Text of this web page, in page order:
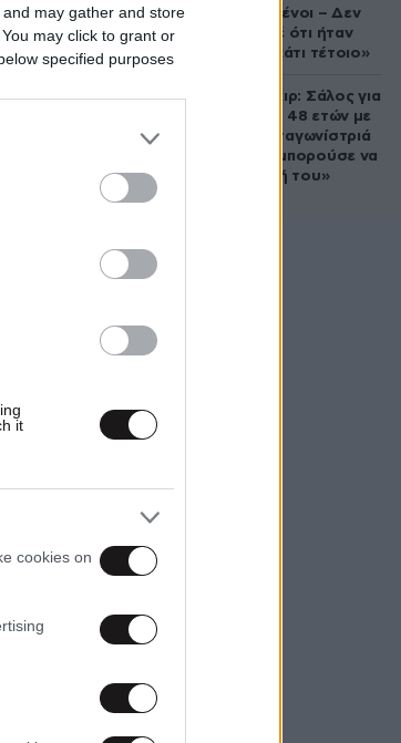
may gather and store
may click to grant or
specified purposes
it
cookies on
τη
που
συντετριμμένοι – Δεν
έδειξε ποτέ ότι ήταν
ικανός για κάτι τέτοιο»
Ρίτσαρντ Γκιρ: Σάλος για
τη διαφορά 48 ετών με
τη συμπρωταγωνίστριά
του – «Θα μπορούσε να
είναι εγγονή του»